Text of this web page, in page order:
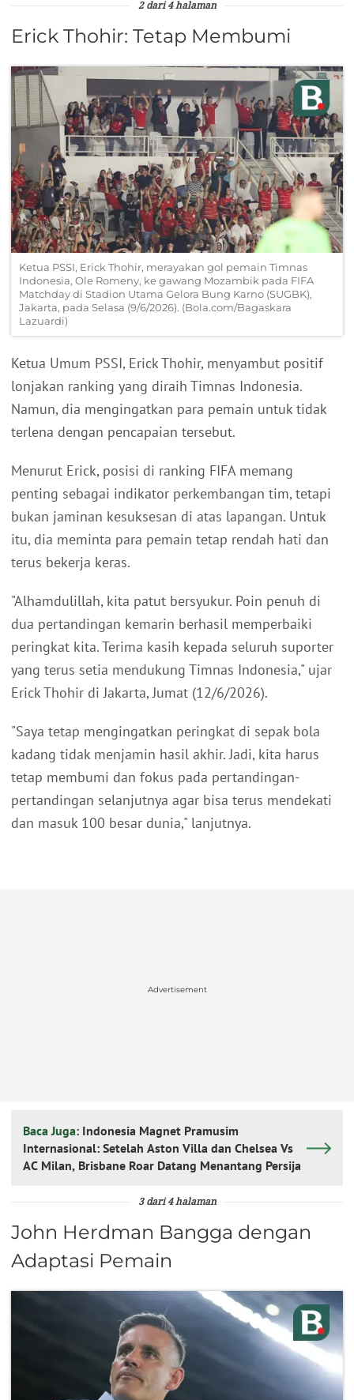
2 dari 4 halaman
Erick Thohir: Tetap Membumi
Ketua PSSI, Erick Thohir, merayakan gol pemain Timnas
Indonesia, Ole Romeny, ke gawang Mozambik pada FIFA
Matchday di Stadion Utama Gelora Bung Karno (SUGBK),
Jakarta, pada Selasa (9/6/2026). (Bola.com/Bagaskara
Lazuardi)
Ketua Umum PSSI, Erick Thohir, menyambut positif
lonjakan ranking yang diraih Timnas Indonesia.
Namun, dia mengingatkan para pemain untuk tidak
terlena dengan pencapaian tersebut.
Menurut Erick, posisi di ranking FIFA memang
penting sebagai indikator perkembangan tim, tetapi
bukan jaminan kesuksesan di atas lapangan. Untuk
itu, dia meminta para pemain tetap rendah hati dan
terus bekerja keras.
"Alhamdulillah, kita patut bersyukur. Poin penuh di
dua pertandingan kemarin berhasil memperbaiki
peringkat kita. Terima kasih kepada seluruh suporter
yang terus setia mendukung Timnas Indonesia," ujar
Erick Thohir di Jakarta, Jumat (12/6/2026).
"Saya tetap mengingatkan peringkat di sepak bola
kadang tidak menjamin hasil akhir. Jadi, kita harus
tetap membumi dan fokus pada pertandingan-
pertandingan selanjutnya agar bisa terus mendekati
dan masuk 100 besar dunia," lanjutnya.
Advertisement
Baca Juga: Indonesia Magnet Pramusim
Internasional: Setelah Aston Villa dan Chelsea Vs
AC Milan, Brisbane Roar Datang Menantang Persija
3 dari 4 halaman
John Herdman Bangga dengan
Adaptasi Pemain